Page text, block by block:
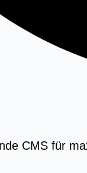
CMS für